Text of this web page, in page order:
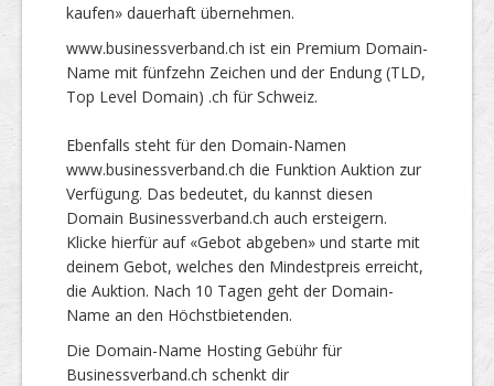
kaufen» dauerhaft übernehmen.
www.businessverband.ch ist ein Premium Domain-
Name mit fünfzehn Zeichen und der Endung (TLD,
Top Level Domain) .ch für Schweiz.
Ebenfalls steht für den Domain-Namen
www.businessverband.ch die Funktion Auktion zur
Verfügung. Das bedeutet, du kannst diesen
Domain Businessverband.ch auch ersteigern.
Klicke hierfür auf «Gebot abgeben» und starte mit
deinem Gebot, welches den Mindestpreis erreicht,
die Auktion. Nach 10 Tagen geht der Domain-
Name an den Höchstbietenden.
Die Domain-Name Hosting Gebühr für
Businessverband.ch schenkt dir